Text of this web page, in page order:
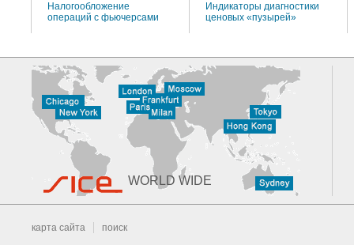
Налогообложение
операций с фьючерсами
Индикаторы диагностики
ценовых «пузырей»
WORLD WIDE
карта сайта поиск